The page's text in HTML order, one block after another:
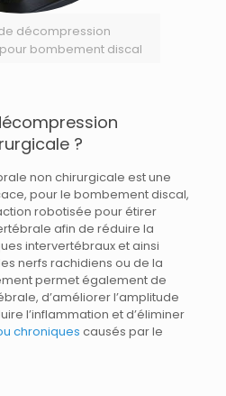
décompression
bombement discal
?
non chirurgicale est une
pour le bombement discal,
robotisée pour étirer
afin de réduire la
intervertébraux et ainsi
nerfs rachidiens ou de la
permet également de
d’améliorer l’amplitude
l’inflammation et d’éliminer
chroniques causés par le